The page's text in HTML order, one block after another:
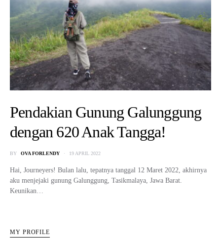
Pendakian Gunung Galunggung
dengan 620 Anak Tangga!
BY OVA FORLENDY 19 APRIL 2022
Hai, Journeyers! Bulan lalu, tepatnya tanggal 12 Maret 2022, akhirnya
aku menjejaki gunung Galunggung, Tasikmalaya, Jawa Barat.
Keunikan…
MY PROFILE